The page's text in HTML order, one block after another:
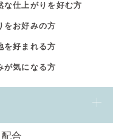
な仕上がりを好む方
をお好みの方
を好まれる方
が気になる方
合